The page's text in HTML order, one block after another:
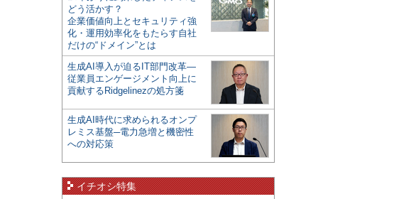
どう活かす？
企業価値向上とセキュリティ強
化・運用効率化をもたらす自社
だけの“ドメイン”とは
生成AI導入が迫るIT部門改革―
従業員エンゲージメント向上に
貢献するRidgelinezの処方箋
生成AI時代に求められるオンプ
レミス基盤─電力急増と機密性
への対応策
イチオシ特集